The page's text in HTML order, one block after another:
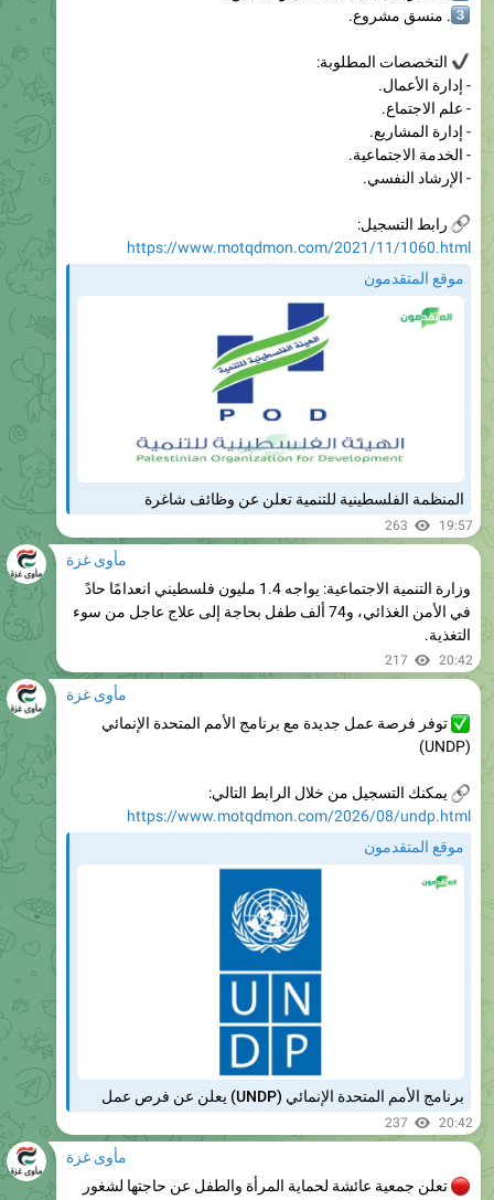
التخصصات المطلوبة:
- علم الاجتماع.
- إدارة المشاريع.
- الخدمة الاجتماعية.
- الإرشاد النفسي.
رابط التسجيل:
موقع المتقدمون
المنظمة الفلسطينية للتنمية تعلن عن وظائف شاغرة
19:57
مأوى غزة
وزارة التنمية الاجتماعية: يواجه 1.4 مليون فلسطيني انعدامًا حادً
في الأمن الغذائي، و74 ألف طفل بحاجة إلى علاج عاجل من سوء
التغذية.
217 20:42
توفر فرصة عمل جديدة مع برنامج الأمم المتحدة الإنمائي
يمكنك التسجيل من خلال الرابط التالي:
موقع المتقدمون
برنامج الأمم المتحدة الإنمائي (UNDP) يعلن عن فرص عمل
20:42
مأوى غزة
تعلن جمعية عائشة لحماية المرأة والطفل عن حاجتها لشغور